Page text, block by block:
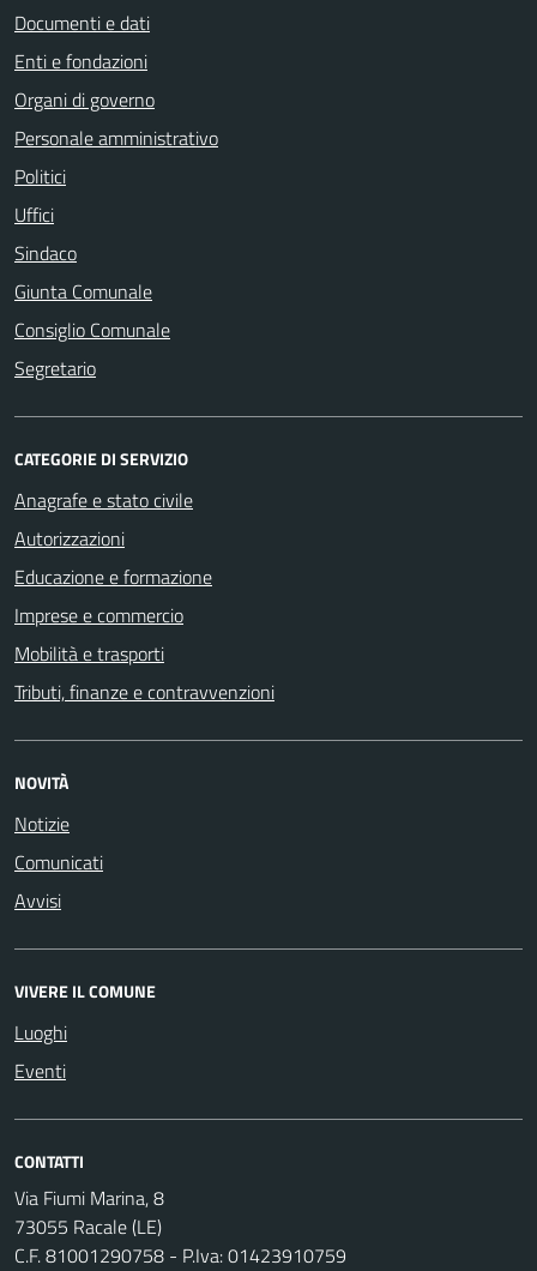
Documenti e dati
Enti e fondazioni
Organi di governo
Personale amministrativo
Politici
Uffici
Sindaco
Giunta Comunale
Consiglio Comunale
Segretario
CATEGORIE DI SERVIZIO
Anagrafe e stato civile
Autorizzazioni
Educazione e formazione
Imprese e commercio
Mobilità e trasporti
Tributi, finanze e contravvenzioni
NOVITÀ
Notizie
Comunicati
Avvisi
VIVERE IL COMUNE
Luoghi
Eventi
CONTATTI
Via Fiumi Marina, 8
73055 Racale (LE)
C.F. 81001290758 - P.Iva: 01423910759